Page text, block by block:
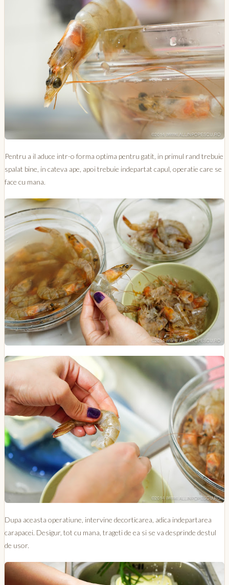
Pentru a il aduce intr-o forma optima pentru gatit, in primul rand trebuie
spalat bine, in cateva ape, apoi trebuie indepartat capul, operatie care se
face cu mana.
Dupa aceasta operatiune, intervine decorticarea, adica indepartarea
carapacei. Desigur, tot cu mana, trageti de ea si se va desprinde destul
de usor.